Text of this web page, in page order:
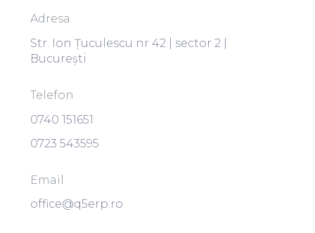
Adresa
Str. Ion Țuculescu nr 42 | sector 2 |
București
Telefon
0740 151651
0723 543595
Email
office@q5erp.ro